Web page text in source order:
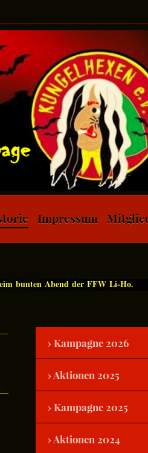
Impressum
bunten Abend der FFW Li-Ho.
Kampagne 2026
Aktionen 2025
Kampagne 2025
Aktionen 2024